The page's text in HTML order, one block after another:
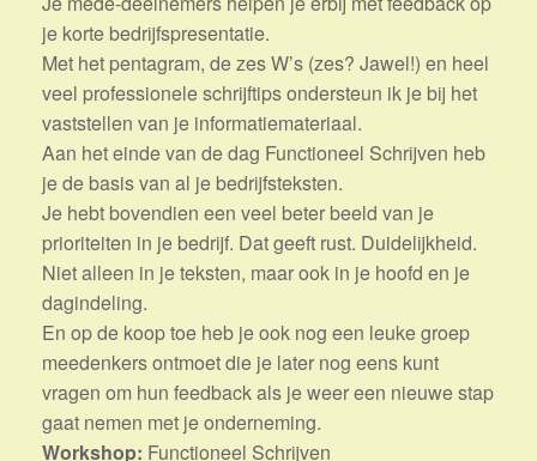
je korte bedrijfspresentatie.
Met het pentagram, de zes W’s (zes? Jawel!) en heel
veel professionele schrijftips ondersteun ik je bij het
vaststellen van je informatiemateriaal.
Aan het einde van de dag Functioneel Schrijven heb
je de basis van al je bedrijfsteksten.
Je hebt bovendien een veel beter beeld van je
prioriteiten in je bedrijf. Dat geeft rust. Duidelijkheid.
Niet alleen in je teksten, maar ook in je hoofd en je
dagindeling.
En op de koop toe heb je ook nog een leuke groep
meedenkers ontmoet die je later nog eens kunt
vragen om hun feedback als je weer een nieuwe stap
gaat nemen met je onderneming.
Workshop: Functioneel Schrijven